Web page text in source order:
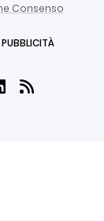
Consenso
PUBBLICITÀ